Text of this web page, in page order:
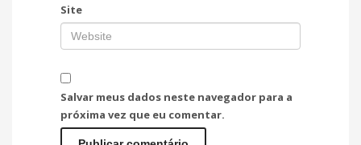
Site
Salvar meus dados neste navegador para a
próxima vez que eu comentar.